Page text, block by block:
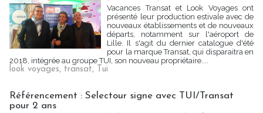
Vacances Transat et Look Voyages ont
présenté leur production estivale avec de
nouveaux établissements et de nouveaux
départs, notamment sur l'aéroport de
Lille. Il s'agit du dernier catalogue d'été
pour la marque Transat, qui disparaitra en
2018, intégrée au groupe TUI, son nouveau propriétaire....
look voyages, transat, Tui
Référencement : Selectour signe avec TUI/Transat
pour 2 ans